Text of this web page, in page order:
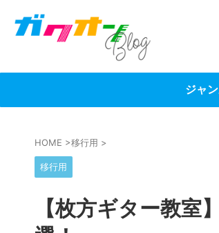
ジャ
HOME >移行用 >
移行用
【枚方ギター教